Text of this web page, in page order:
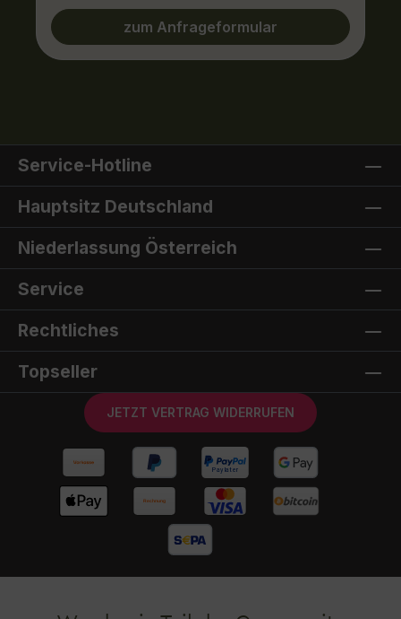
zum Anfrageformular
Service-Hotline
Hauptsitz Deutschland
Niederlassung Österreich
Service
Rechtliches
Topseller
JETZT VERTRAG WIDERRUFEN